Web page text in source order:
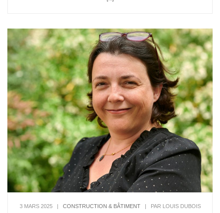
3 MARS 2025| CONSTRUCTION & BÂTIMENT| PAR LOUIS DUBOIS